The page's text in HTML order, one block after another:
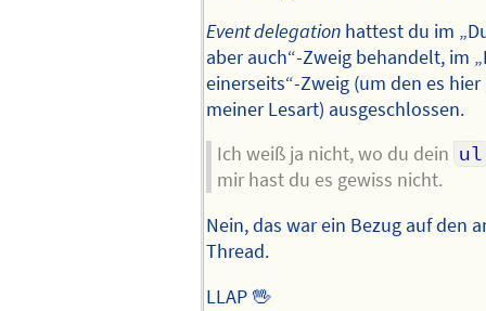
Event delegation hattest du im
aber auch“-Zweig behandelt, im
einerseits“-Zweig (um den es
meiner Lesart) ausgeschlossen.
Ich weiß ja nicht, wo du dein ul
mir hast du es gewiss nicht.
Nein, das war ein Bezug auf den
Thread.
LLAP 🖖